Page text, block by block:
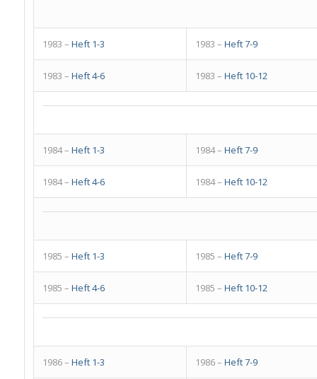
1983 – Heft 1-3 1983 – Heft 7-9
1983 – Heft 4-6 1983 – Heft 10-12
1984 – Heft 1-3 1984 – Heft 7-9
1984 – Heft 4-6 1984 – Heft 10-12
1985 – Heft 1-3 1985 – Heft 7-9
1985 – Heft 4-6 1985 – Heft 10-12
1986 – Heft 1-3 1986 – Heft 7-9